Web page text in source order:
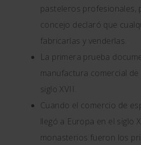
pasteleros profesionales,
concejo declaró que
fabricarlas y venderlas.
La primera prueba
manufactura comercial de
siglo XVII.
Cuando el comercio de
llegó a Europa en el siglo
monasterios fueron los